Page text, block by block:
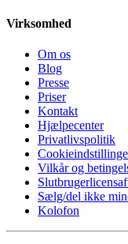
Virksomhed
Om os
Blog
Presse
Priser
Kontakt
Hjælpecenter
Privatlivspolitik
Vilkår og
Sælg/del ikke
Kolofon